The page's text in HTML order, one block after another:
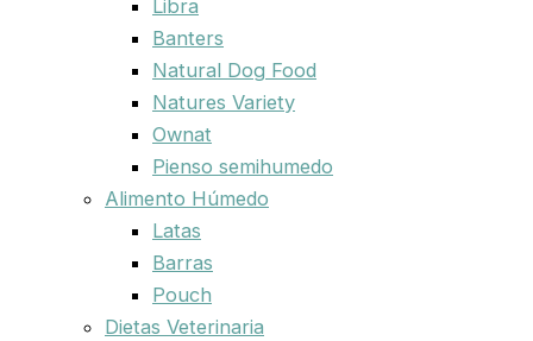
Libra
Banters
Natural Dog Food
Natures Variety
Ownat
Pienso semihumedo
Alimento Húmedo
Latas
Barras
Pouch
Dietas Veterinaria